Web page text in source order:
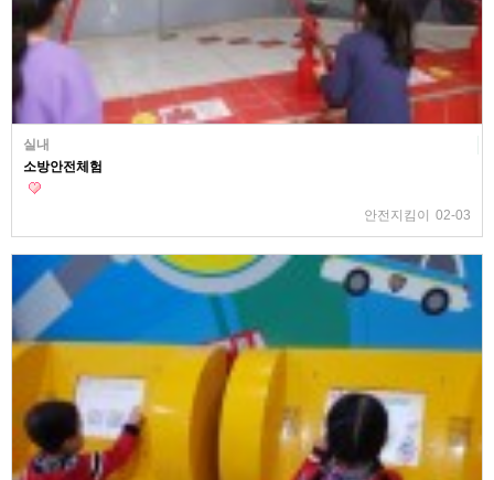
실내
소방안전체험
안전지킴이 02-03